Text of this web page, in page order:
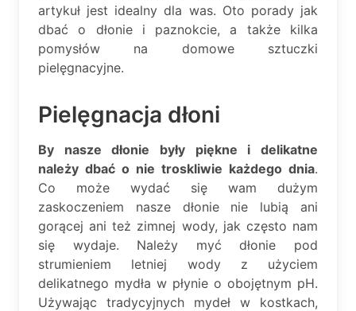
artykuł jest idealny dla was. Oto porady jak
dbać o dłonie i paznokcie, a także kilka
pomysłów na domowe sztuczki
pielęgnacyjne.
Pielęgnacja dłoni
By nasze dłonie były piękne i delikatne
należy dbać o nie troskliwie każdego dnia.
Co może wydać się wam dużym
zaskoczeniem nasze dłonie nie lubią ani
gorącej ani też zimnej wody, jak często nam
się wydaje. Należy myć dłonie pod
strumieniem letniej wody z użyciem
delikatnego mydła w płynie o obojętnym pH.
Używając tradycyjnych mydeł w kostkach,